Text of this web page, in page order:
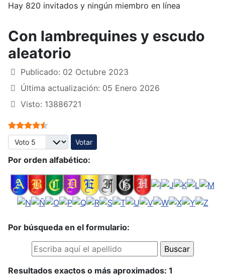
Hay 820 invitados y ningún miembro en línea
Con lambrequines y escudo
aleatorio
Publicado: 02 Octubre 2023
Última actualización: 05 Enero 2026
Visto: 13886721
Ratio:4.5/
Por favor, vote
Por orden alfabético:
Por búsqueda en el formulario:
Resultados exactos o más aproximados: 1